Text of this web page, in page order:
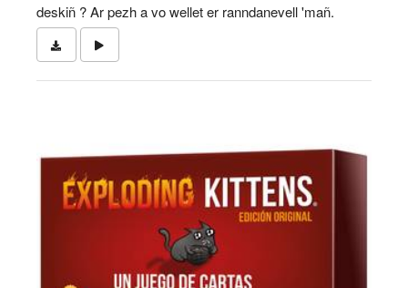
deskiñ ? Ar pezh a vo wellet er ranndanevell 'mañ.